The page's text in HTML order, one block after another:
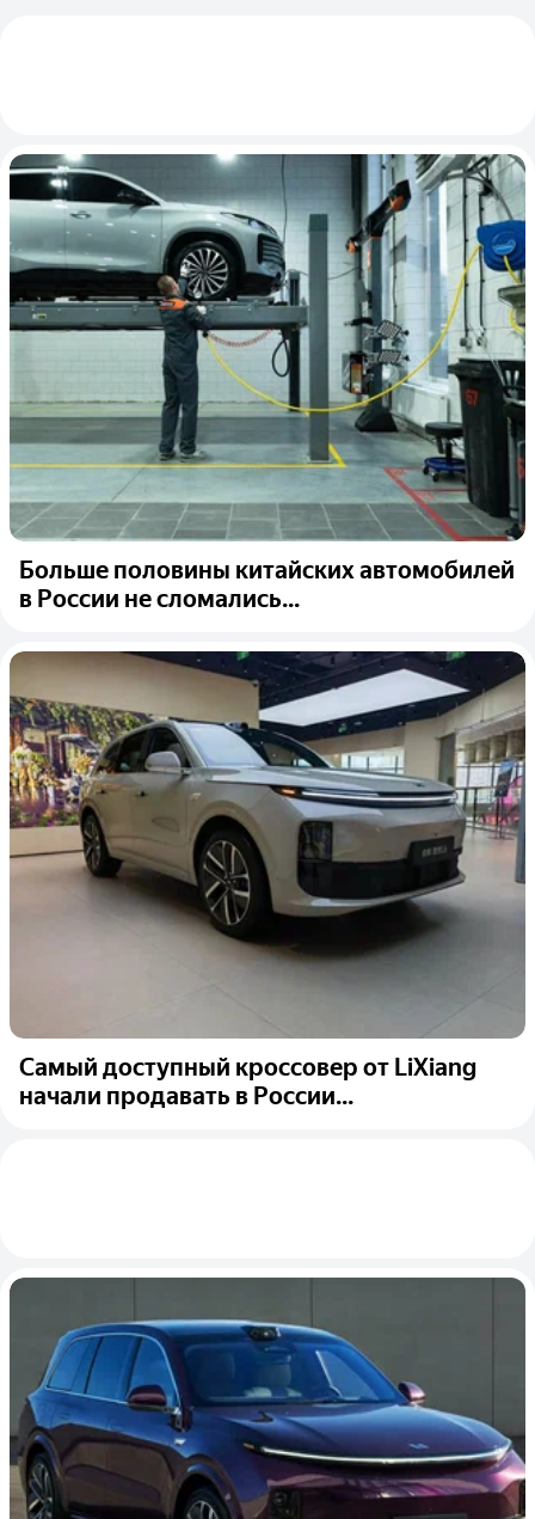
Больше половины китайских автомобилей
в России не сломались...
Самый доступный кроссовер от LiXiang
начали продавать в России...